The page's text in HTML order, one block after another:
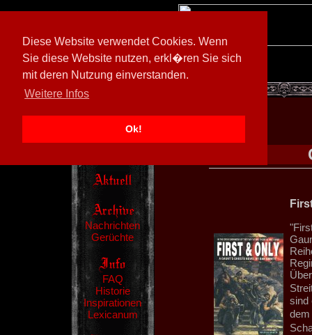
Diese Website verwendet Cookies. Wenn
Sie diese Website nutzen, erkl�ren Sie sich
mit deren Nutzung einverstanden.
Weitere Infos
Ok!
[ 600026/M3]
Nachrichten
Gerüchte
FAQ
Historie
Inspirationen
Lexicanum
sind